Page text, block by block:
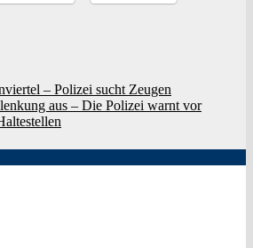
– Polizei sucht Zeugen
aus – Die Polizei warnt vor